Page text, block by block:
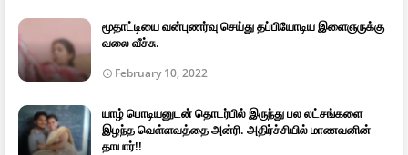
மூதாட்டியை வன்புணர்வு செய்து தப்பியோடிய இளைஞருக்கு
வலை வீச்சு.
February 10, 2022
யாழ் பொடியனுடன் தொடர்பில் இருந்து பல லட்சங்களை
இழந்த வெள்ளவத்தை அன்ரி. அதிர்ச்சியில் மாணவனின்
தாயார்!!